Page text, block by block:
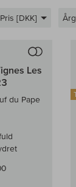
Pris [DKK]
Les
du Pape